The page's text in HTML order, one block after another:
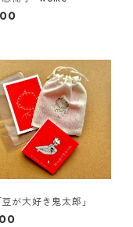
が大好き鬼太郎」